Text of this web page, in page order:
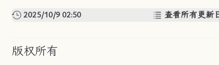
2025/10/9 02:50 查看所有更新
版权所有